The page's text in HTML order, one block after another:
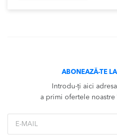
ABONEAZĂ-TE
Introdu-ți aici
a primi ofertele